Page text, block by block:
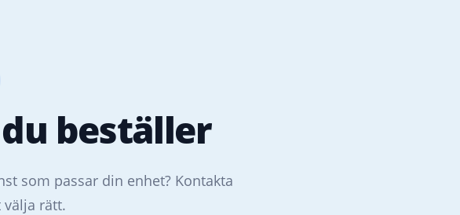
beställer
som passar din enhet? Kontakta
välja rätt.